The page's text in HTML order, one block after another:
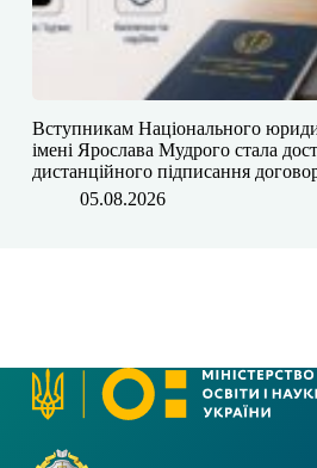
​​Вступникам Національного
імені Ярослава Мудрого⁠ стала
дистанційного підписання
05.08.2026